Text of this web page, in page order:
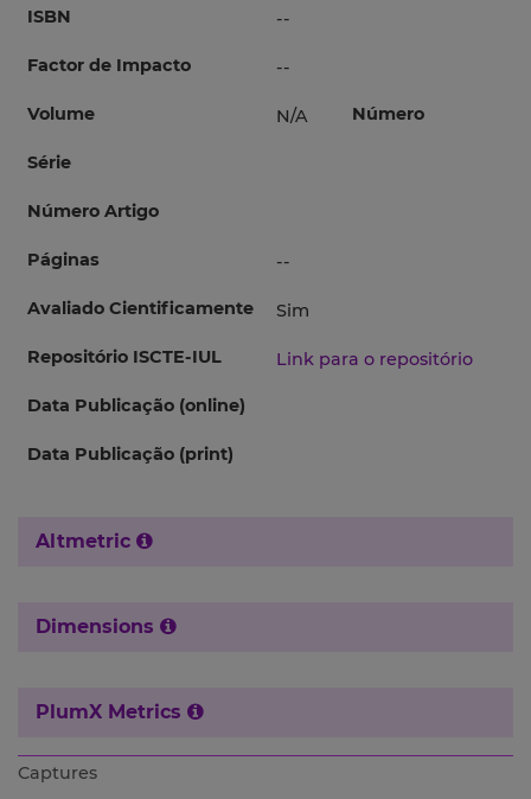
ISBN
--
Factor de Impacto --
Volume N/A Número
Série
Número Artigo
Páginas --
Avaliado Cientificamente Sim
Repositório ISCTE-IUL Link para o repositório
Data Publicação (online)
Data Publicação (print)
Altmetric
Dimensions
PlumX Metrics
Captures